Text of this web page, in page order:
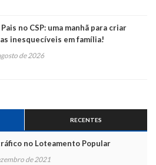
no CSP: uma manhã para criar
inesquecíveis em família!
de 2026
RECENTES
no Loteamento Popular
de 2021